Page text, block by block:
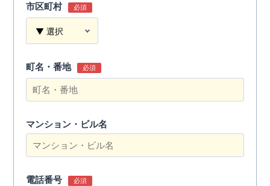
市区町村 必須
町名・番地 必須
マンション・ビル名
電話番号 必須